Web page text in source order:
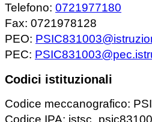
Telefono: 0721977180
Fax: 0721978128
PEO:
PEC:
Codici istituzionali
Codice meccanografico: